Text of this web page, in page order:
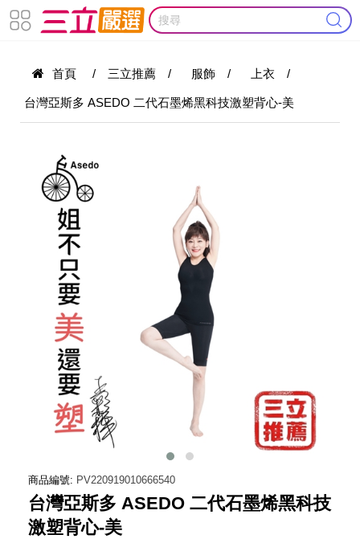
首頁 / 三立推薦 / 服飾 / 上衣 /
台灣亞斯多 ASEDO 二代石墨烯黑科技激塑背心-美
商品編號: PV220919010666540
台灣亞斯多 ASEDO 二代石墨烯黑科技
激塑背心-美